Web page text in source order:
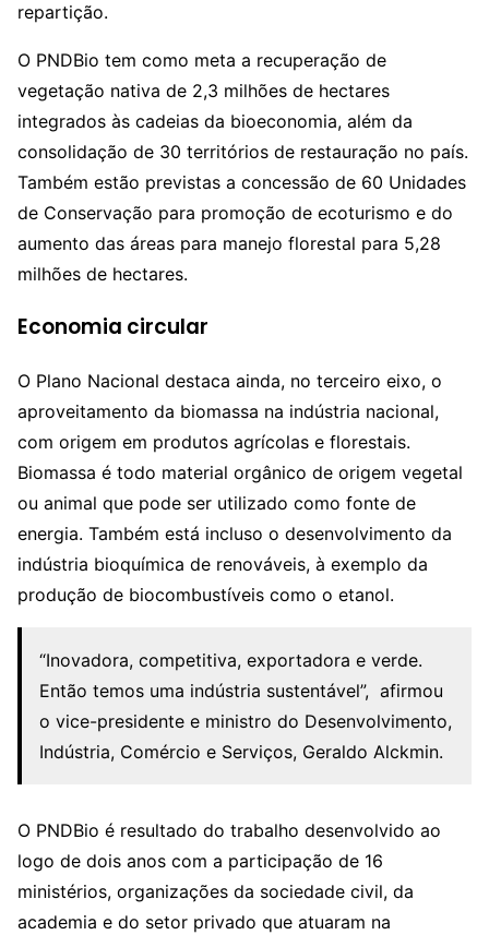
repartição.
O PNDBio tem como meta a recuperação de
vegetação nativa de 2,3 milhões de hectares
integrados às cadeias da bioeconomia, além da
consolidação de 30 territórios de restauração no país.
Também estão previstas a concessão de 60 Unidades
de Conservação para promoção de ecoturismo e do
aumento das áreas para manejo florestal para 5,28
milhões de hectares.
Economia circular
O Plano Nacional destaca ainda, no terceiro eixo, o
aproveitamento da biomassa na indústria nacional,
com origem em produtos agrícolas e florestais.
Biomassa é todo material orgânico de origem vegetal
ou animal que pode ser utilizado como fonte de
energia. Também está incluso o desenvolvimento da
indústria bioquímica de renováveis, à exemplo da
produção de biocombustíveis como o etanol.
“Inovadora, competitiva, exportadora e verde.
Então temos uma indústria sustentável”, afirmou
o vice-presidente e ministro do Desenvolvimento,
Indústria, Comércio e Serviços, Geraldo Alckmin.
O PNDBio é resultado do trabalho desenvolvido ao
logo de dois anos com a participação de 16
ministérios, organizações da sociedade civil, da
academia e do setor privado que atuaram na